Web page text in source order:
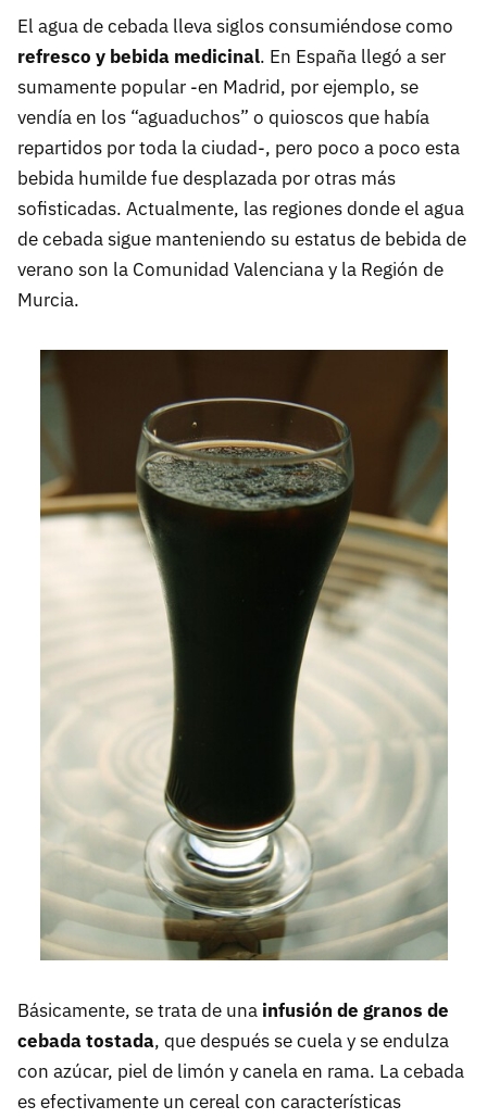
El agua de cebada lleva siglos consumiéndose como
refresco y bebida medicinal. En España llegó a ser
sumamente popular -en Madrid, por ejemplo, se
vendía en los “aguaduchos” o quioscos que había
repartidos por toda la ciudad-, pero poco a poco esta
bebida humilde fue desplazada por otras más
sofisticadas. Actualmente, las regiones donde el agua
de cebada sigue manteniendo su estatus de bebida de
verano son la Comunidad Valenciana y la Región de
Murcia.
Básicamente, se trata de una infusión de granos de
cebada tostada, que después se cuela y se endulza
con azúcar, piel de limón y canela en rama. La cebada
es efectivamente un cereal con características